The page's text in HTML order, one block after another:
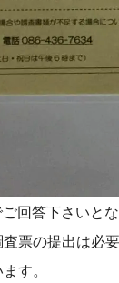
回答下さいと
査票の提出は必
す。